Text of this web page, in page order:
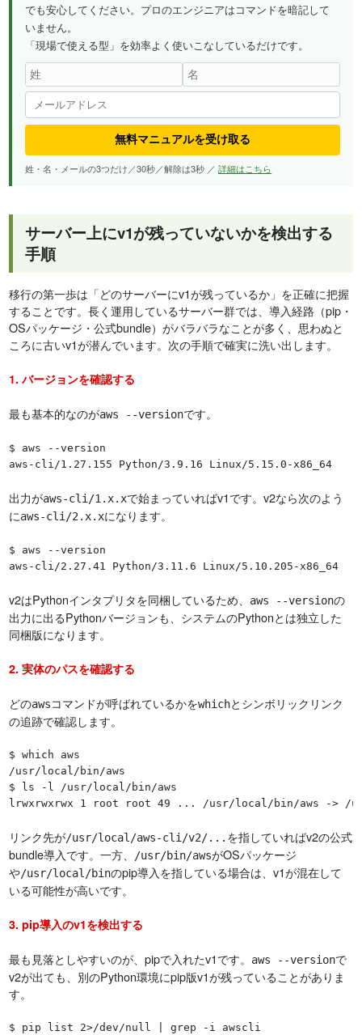
でも安心してください。プロのエンジニアはコマンドを暗記して
いません。
「現場で使える型」を効率よく使いこなしているだけです。
無料マニュアルを受け取る
姓・名・メールの3つだけ／30秒／解除は3秒 ／詳細はこちら
サーバー上にv1が残っていないかを検出する
手順
移行の第一歩は「どのサーバーにv1が残っているか」を正確に把握
することです。長く運用しているサーバー群では、導入経路（pip・
OSパッケージ・公式bundle）がバラバラなことが多く、思わぬと
ころに古いv1が潜んでいます。次の手順で確実に洗い出します。
1. バージョンを確認する
最も基本的なのがaws --versionです。
$ aws --version
aws-cli/1.27.155 Python/3.9.16 Linux/5.15.0-x86_64
出力がaws-cli/1.x.xで始まっていればv1です。v2なら次のよう
にaws-cli/2.x.xになります。
$ aws --version
aws-cli/2.27.41 Python/3.11.6 Linux/5.10.205-x86_64
v2はPythonインタプリタを同梱しているため、 aws --versionの
出力に出るPythonバージョンも、システムのPythonとは独立した
同梱版になります。
2. 実体のパスを確認する
どのawsコマンドが呼ばれているかをwhichとシンボリックリンク
の追跡で確認します。
$ which aws
/usr/local/bin/aws
$ ls -l /usr/local/bin/aws
lrwxrwxrwx 1 root root 49 ... /usr/local/bin/aws -> /
リンク先が/usr/local/aws-cli/v2/... を指していればv2の公式
bundle導入です。一方、
/usr/bin/awsがOSパッケージ
や/usr/local/binのpip導入を指している場合は、v1が混在して
いる可能性が高いです。
3. pip導入のv1を検出する
最も見落としやすいのが、pipで入れたv1です。 aws --versionで
v2が出ても、別のPython環境にpip版v1が残っていることがありま
す。
$ pip list 2>/dev/null | grep -i awscli